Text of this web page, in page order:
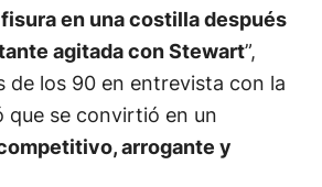
en una costilla después
agitada con Stewart”,
de los 90 en entrevista con la
que se convirtió en un
arrogante y